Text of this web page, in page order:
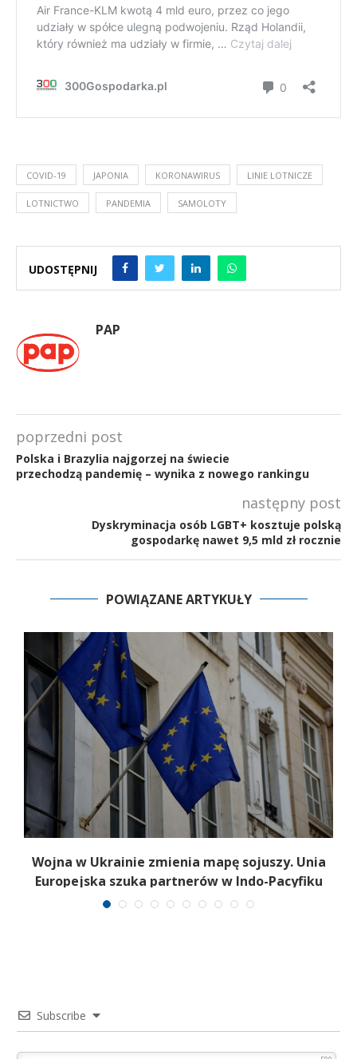
COVID-19 JAPONIA KORONAWIRUS LINIE LOTNICZE
LOTNICTWO PANDEMIA SAMOLOTY
UDOSTĘPNIJ
PAP
poprzedni post
Polska i Brazylia najgorzej na świecie
przechodzą pandemię – wynika z nowego rankingu
następny post
Dyskryminacja osób LGBT+ kosztuje polską
gospodarkę nawet 9,5 mld zł rocznie
POWIĄZANE ARTYKUŁY
Wojna w Ukrainie zmienia mapę sojuszy. Unia
Europejska szuka partnerów w Indo-Pacyfiku
Subscribe